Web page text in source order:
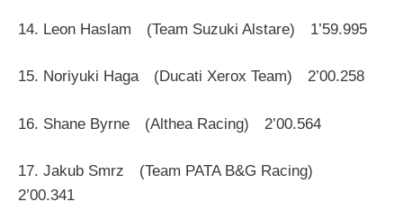
14. Leon Haslam (Team Suzuki Alstare) 1’59.995
15. Noriyuki Haga (Ducati Xerox Team) 2’00.258
16. Shane Byrne (Althea Racing) 2’00.564
17. Jakub Smrz (Team PATA B&G Racing)
2’00.341